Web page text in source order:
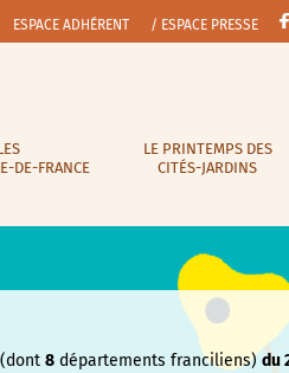
ESPACE ADHÉRENT / ESPACE PRESSE
DE-FRANCE
LE PRINTEMPS DES
CITÉS-JARDINS
(dont8 départements franciliens)du